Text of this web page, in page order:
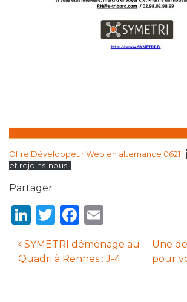
Offre Développeur Web en alternance 0621
et rejoins-nous !
Partager :
LinkedIn
Twitter
Facebook
Navigation des
SYMETRI déménage au
Quadri à Rennes : J-4
Une
pour